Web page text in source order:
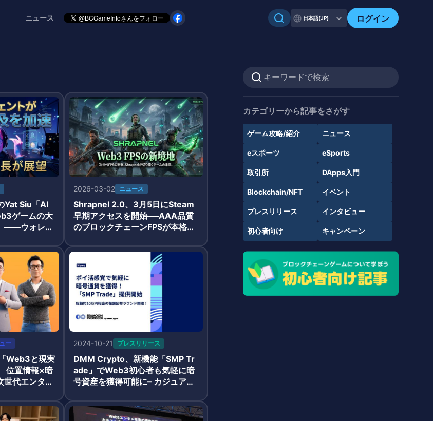
ニュース 日本語(JP) ログイン
Yat Siu「AI
ゲームの大
——ウォレッ
2026-03-02 ニュース
Shrapnel 2.0、3月5日にSteam
早期アクセスを開始──AAA品質
のブロックチェーンFPSが本格始
ー
Web3と現実
位置情報×暗
世代エンター
2024-10-21 プレスリリース
DMM Crypto、新機能「SMP Tr
ade」でWeb3初心者も気軽に暗
号資産を獲得可能に– カジュアル
額10万円相当の報酬配布ラウンド
を同時スタート
カテゴリーから記事をさがす
ゲーム攻略/紹介 ニュース
eスポーツ eSports
取引所 DApps入門
Blockchain/NFT イベント
プレスリリース インタビュー
初心者向け キャンペーン